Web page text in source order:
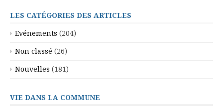
LES CATÉGORIES DES ARTICLES
Evénements (204)
Non classé (26)
Nouvelles (181)
VIE DANS LA COMMUNE